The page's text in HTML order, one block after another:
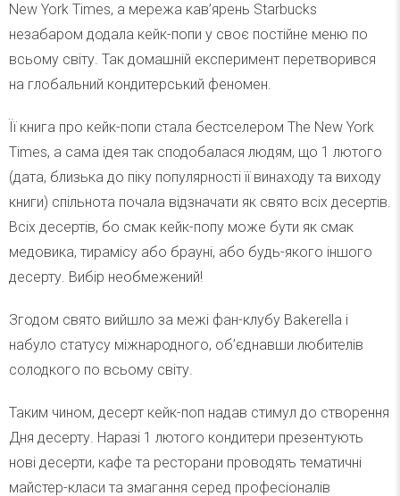
New York Times, а мережа кав’ярень Starbucks
незабаром додала кейк-попи у своє постійне меню по
всьому світу. Так домашній експеримент перетворився
на глобальний кондитерський феномен.
Її книга про кейк-попи стала бестселером The New York
Times, а сама ідея так сподобалася людям, що 1 лютого
(дата, близька до піку популярності її винаходу та виходу
книги) спільнота почала відзначати як свято всіх десертів.
Всіх десертів, бо смак кейк-попу може бути як смак
медовика, тирамісу або брауні, або будь-якого іншого
десерту. Вибір необмежений!
Згодом свято вийшло за межі фан-клубу Bakerella і
набуло статусу міжнародного, об’єднавши любителів
солодкого по всьому світу.
Таким чином, десерт кейк-поп надав стимул до створення
Дня десерту. Наразі 1 лютого кондитери презентують
нові десерти, кафе та ресторани проводять тематичні
майстер-класи та змагання серед професіоналів